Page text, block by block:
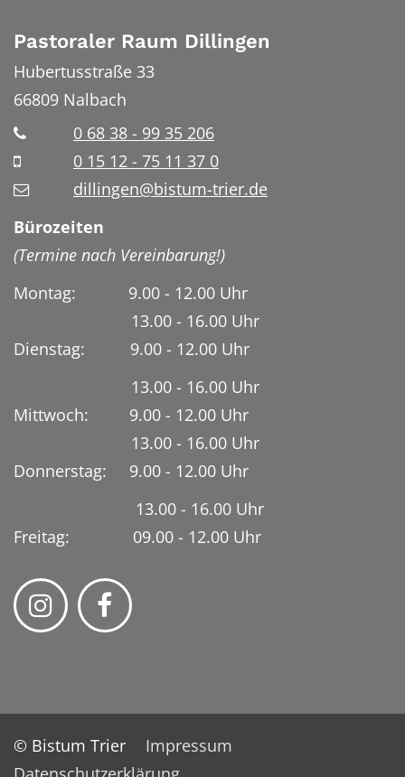
Pastoraler Raum Dillingen
Hubertusstraße 33
66809 Nalbach
0 68 38 - 99 35 206
0 15 12 - 75 11 37 0
dillingen@bistum-trier.de
Bürozeiten
(Termine nach Vereinbarung!)
Montag: 9.00 - 12.00 Uhr
13.00 - 16.00 Uhr
Dienstag:
9.00 - 12.00 Uhr
13.00 - 16.00 Uhr
Mittwoch: 9.00 - 12.00 Uhr
13.00 - 16.00 Uhr
Donnerstag: 9.00 - 12.00 Uhr
13.00 - 16.00 Uhr
Freitag: 09.00 - 12.00 Uhr
© Bistum Trier
Impressum